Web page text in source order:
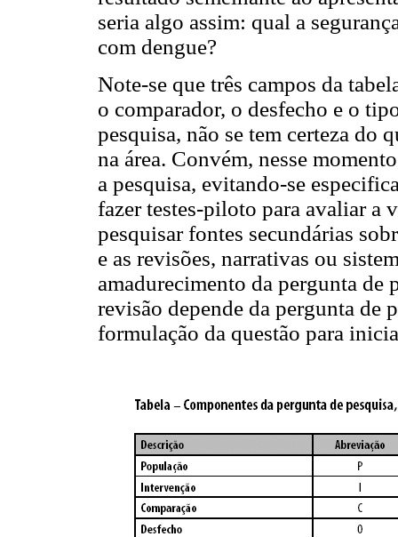
seria algo assim: qual a
com dengue?
Note-se que três campos da
o comparador, o desfecho e o
pesquisa, não se tem certeza do
na área. Convém, nesse
a pesquisa, evitando-se
fazer testes-piloto para avaliar a
pesquisar fontes secundárias
e as revisões, narrativas ou
amadurecimento da pergunta de
revisão depende da pergunta de
formulação da questão para